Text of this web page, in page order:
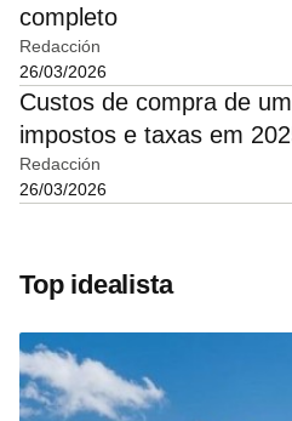
completo
Redacción
26/03/2026
Custos de compra de
impostos e taxas em
Redacción
26/03/2026
Top idealista